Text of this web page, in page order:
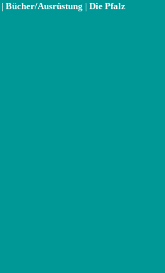
| Bücher/Ausrüstung | Die Pfalz